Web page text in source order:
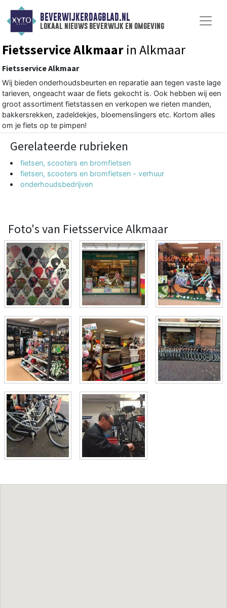
BEVERWIJKERDAGBLAD.NL
lokaal nieuws beverwijk en omgeving
Fietsservice Alkmaar in Alkmaar
Fietsservice Alkmaar
Wij bieden onderhoudsbeurten en reparatie aan tegen vaste lage
tarieven, ongeacht waar de fiets gekocht is. Ook hebben wij een
groot assortiment fietstassen en verkopen we rieten manden,
bakkersrekken, zadeldekjes, bloemenslingers etc. Kortom alles
om je fiets op te pimpen!
Gerelateerde rubrieken
fietsen, scooters en bromfietsen
fietsen, scooters en bromfietsen - verhuur
onderhoudsbedrijven
Foto's van Fietsservice Alkmaar